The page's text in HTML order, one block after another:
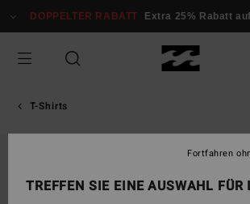
zur
springen
DOPPELTER RABATT Extra 25% Rabatt auf
T-Shirts
TREFFEN SIE EINE AUSWAHL FÜR
Fortfahren